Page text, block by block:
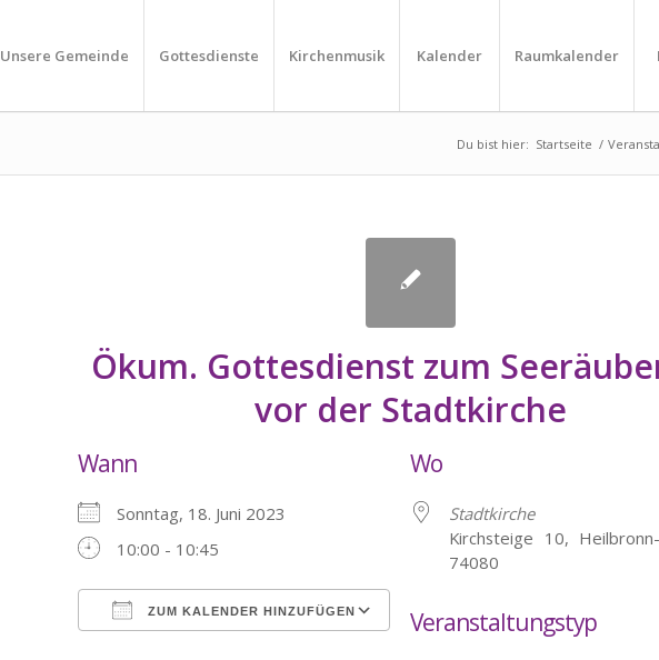
Unsere Gemeinde Gottesdienste Kirchenmusik Kalender Raumkalender
Du bist hier: Startseite /
Ökum. Gottesdienst zum
vor der Stadtkirche
Wann
Sonntag, 18. Juni 2023
10:00 - 10:45
ZUM KALENDER HINZUFÜGEN
Wo
Stadtkirche
Kirchsteige 10,
74080
Veranstaltungstyp